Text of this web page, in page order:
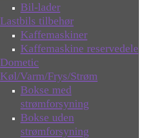
Bil-lader
Lastbils tilbehør
Kaffemaskiner
Kaffemaskine reservedele
Dometic
Køl/Varm/Frys/Strøm
Bokse med
strømforsyning
Bokse uden
strømforsyning